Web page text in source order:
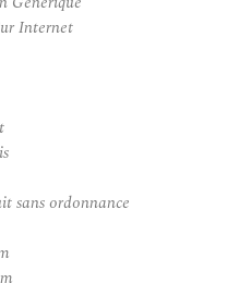
Internet
sans ordonnance